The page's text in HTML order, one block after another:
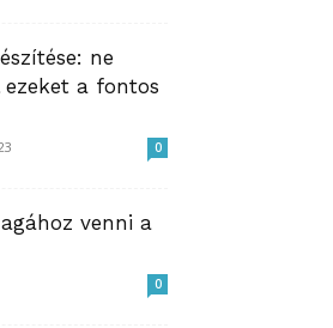
ne
a fontos
0
venni a
0